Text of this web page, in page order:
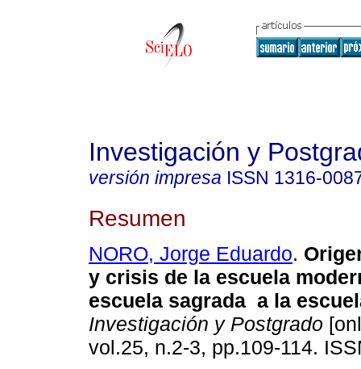
Investigación y
versión impresa ISSN 1316-
Resumen
NORO, Jorge Eduardo.
y crisis de la escuela
escuela sagrada a la
Investigación y Postgrado
vol.25, n.2-3, pp.109-114.